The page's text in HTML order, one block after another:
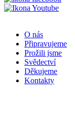
O nás
Připravujeme
Prožili jsme
Svědectví
Děkujeme
Kontakty